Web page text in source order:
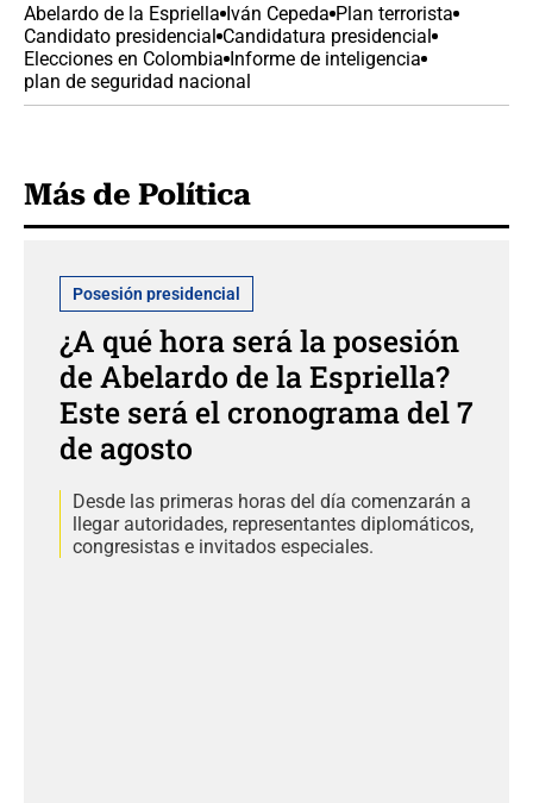
Abelardo de la Espriella Iván Cepeda Plan terrorista
Candidato presidencial Candidatura presidencial
Elecciones en Colombia Informe de inteligencia
plan de seguridad nacional
Más de Política
Posesión presidencial
¿A qué hora será la posesión
de Abelardo de la Espriella?
Este será el cronograma del 7
de agosto
Desde las primeras horas del día comenzarán a
llegar autoridades, representantes diplomáticos,
congresistas e invitados especiales.